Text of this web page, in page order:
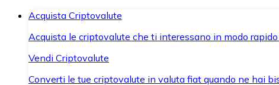
Acquista Criptovalute
Acquista le criptovalute che ti interessano in modo rapido
Vendi Criptovalute
Converti le tue criptovalute in valuta fiat quando ne hai